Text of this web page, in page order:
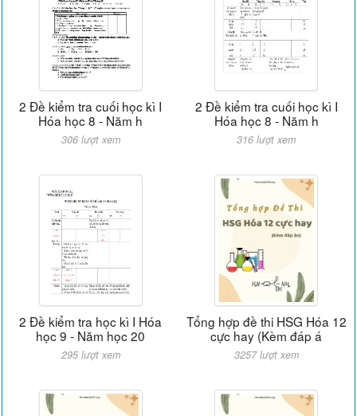
2 Đề kiểm tra cuối học kì I
Hóa học 8 - Năm h
306 lượt xem
2 Đề kiểm tra cuối học kì I
Hóa học 8 - Năm h
316 lượt xem
2 Đề kiểm tra học kì I Hóa
học 9 - Năm học 20
295 lượt xem
Tổng hợp đề thi HSG Hóa 12
cực hay (Kèm đáp á
3257 lượt xem